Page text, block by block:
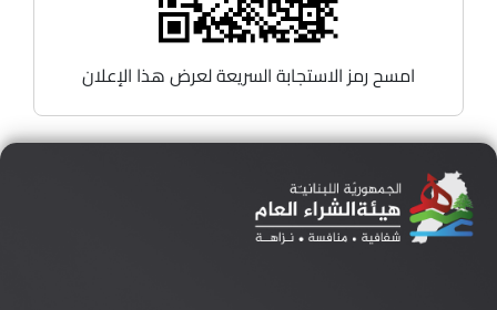
امسح رمز الاستجابة السريعة لعرض هذا الإعلان